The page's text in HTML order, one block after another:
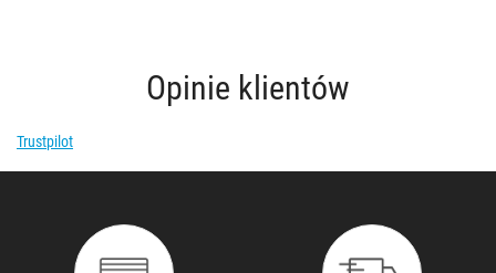
Opinie klientów
Trustpilot